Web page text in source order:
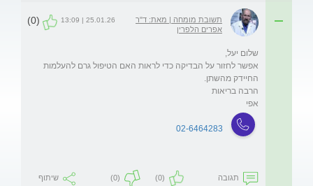
תשובת מומחה | מאת: ד"ר
אפרים הלפרין
25.01.26 | 13:09
(0)
אפשר לחזור על הבדיקה כדי לראות האם הטיפול גרם להעלמות
אפי
02-6464283
תגובה (0)
(0) שיתוף